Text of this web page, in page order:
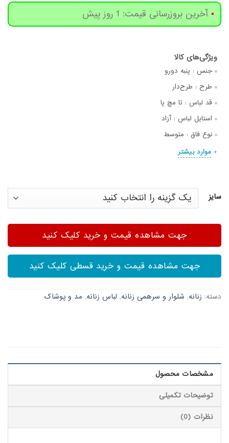
آخرین بروزرسانی قیمت: 1 روز پیش
جنس : پنبه دورو
طرح : طرح‌دار
قد لباس : تا مچ پا
استایل لباس : آزاد
نوع فاق : متوسط
موارد بیشتر
سایز
جهت مشاهده قیمت و خرید کلیک کنید
جهت مشاهده قیمت و خرید قسطی کلیک کنید
دسته: زنانه, شلوار و سرهمی زنانه, لباس زنانه, مد و پوشاک
مشخصات محصول
توضیحات تکمیلی
نظرات (0)